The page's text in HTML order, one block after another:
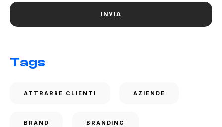
Tags
ATTRARRE CLIENTI AZIENDE
BRAND BRANDING